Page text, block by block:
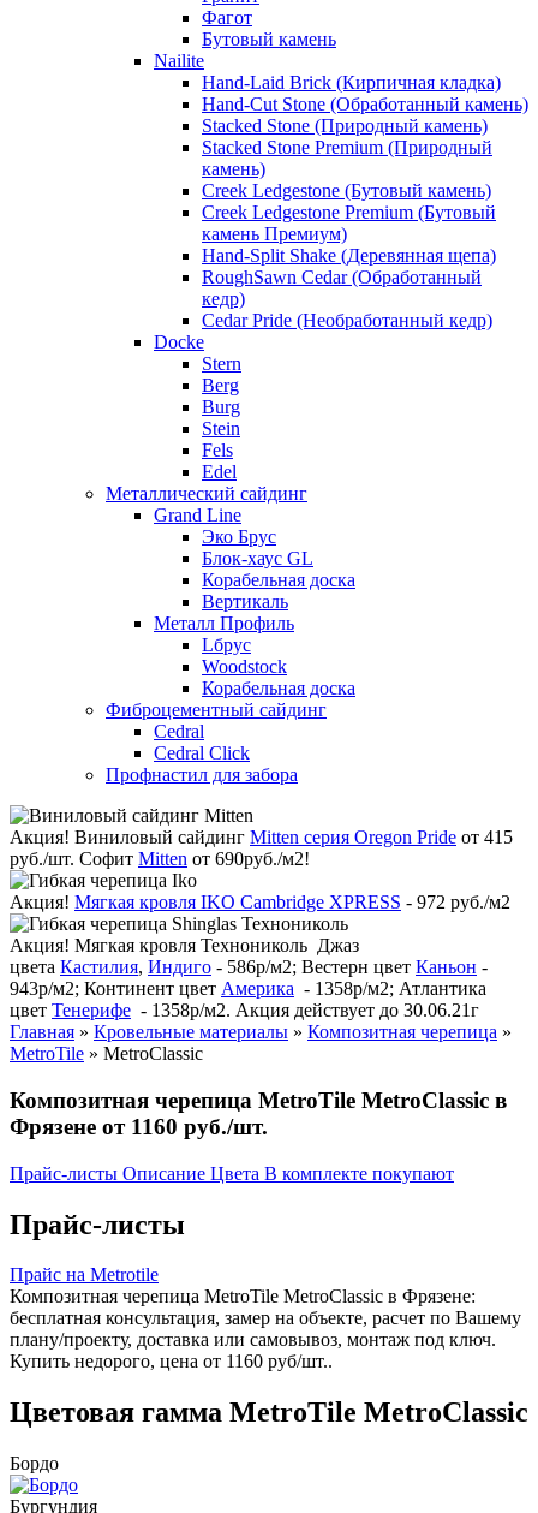
Фагот
Бутовый камень
Nailite
Hand-Laid Brick (Кирпичная кладка)
Hand-Cut Stone (Обработанный камень)
Stacked Stone (Природный камень)
Stacked Stone Premium (Природный
камень)
Creek Ledgestone (Бутовый камень)
Creek Ledgestone Premium (Бутовый
камень Премиум)
Hand-Split Shake (Деревянная щепа)
RoughSawn Cedar (Обработанный
кедр)
Cedar Pride (Необработанный кедр)
Docke
Stern
Berg
Burg
Stein
Fels
Edel
Металлический сайдинг
Grand Line
Эко Брус
Блок-хаус GL
Корабельная доска
Вертикаль
Металл Профиль
Lбрус
Woodstock
Корабельная доска
Фиброцементный сайдинг
Cedral
Cedral Click
Профнастил для забора
Акция! Виниловый сайдинг Mitten серия Oregon Pride от 415
руб./шт. Софит Mitten от 690руб./м2!
Акция! Мягкая кровля IKO Cambridge XPRESS - 972 руб./м2
Акция! Мягкая кровля Технониколь Джаз
цвета Кастилия, Индиго - 586р/м2; Вестерн цвет Каньон -
943р/м2; Континент цвет Америка - 1358р/м2; Атлантика
цвет Тенерифе - 1358р/м2. Акция действует до 30.06.21г
Главная » Кровельные материалы » Композитная черепица »
MetroTile » MetroClassic
Композитная черепица MetroTile MetroClassic в
Фрязене от 1160 руб./шт.
Прайс-листы Описание Цвета В комплекте покупают
Прайс-листы
Прайс на Metrotile
Композитная черепица MetroTile MetroClassic в Фрязене:
бесплатная консультация, замер на объекте, расчет по Вашему
плану/проекту, доставка или самовывоз, монтаж под ключ.
Купить недорого, цена от 1160 руб/шт..
Цветовая гамма MetroTile MetroClassic
Бордо
Бургундия